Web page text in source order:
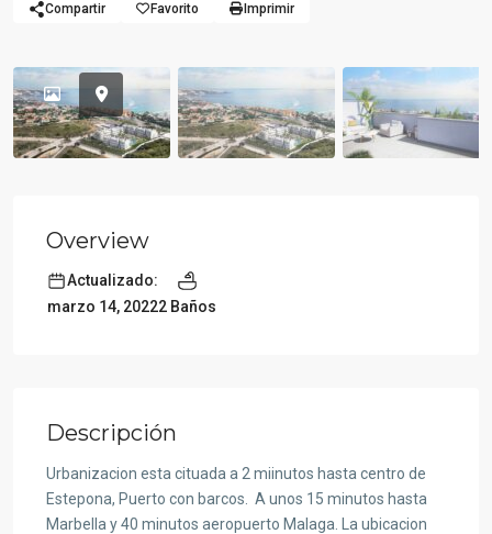
Compartir Favorito Imprimir
Overview
Actualizado:
marzo 14, 20222 Baños
Descripción
Urbanizacion esta cituada a 2 miinutos hasta centro de
Estepona, Puerto con barcos. A unos 15 minutos hasta
Marbella y 40 minutos aeropuerto Malaga. La ubicacion